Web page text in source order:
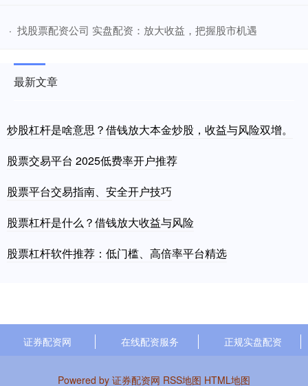
· ​找股票配资公司 实盘配资：放大收益，把握股市机遇
最新文章
炒股杠杆是啥意思？借钱放大本金炒股，收益与风险双增。
股票交易平台 2025低费率开户推荐
股票平台交易指南、安全开户技巧
股票杠杆是什么？借钱放大收益与风险
股票杠杆软件推荐：低门槛、高倍率平台精选
证券配资网 在线配资服务 正规实盘配资
Powered by 证券配资网 RSS地图 HTML地图